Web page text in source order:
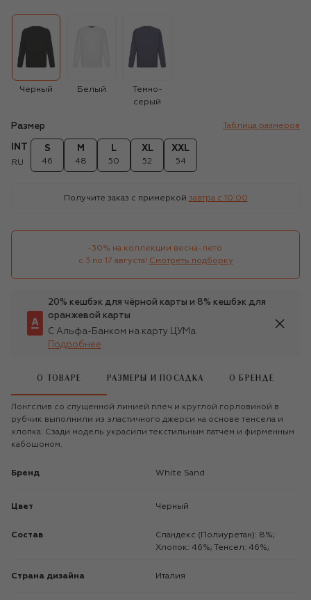
Черный Белый
Темно-
серый
Размер Таблица размеров
INT
RU
S
46
M
48
L
50
XL
52
XXL
54
Получите заказ с примеркой завтра c 10:00
-30% на коллекции весна-лето
с 3 по 17 августа! Смотреть подборку
20% кешбэк для чёрной карты и 8% кешбэк для
оранжевой карты
С Альфа-Банком на карту ЦУМа
Подробнее
О ТОВАРЕ РАЗМЕРЫ И ПОСАДКА О БРЕНДЕ
Лонгслив со спущенной линией плеч и круглой горловиной в
рубчик выполнили из эластичного джерси на основе тенсела и
хлопка. Сзади модель украсили текстильным патчем и фирменным
кабошоном.
Бренд White Sand
Цвет Черный
Состав
Спандекс (Полиуретан): 8%;
Хлопок: 46%; Тенсел: 46%;
Страна дизайна Италия